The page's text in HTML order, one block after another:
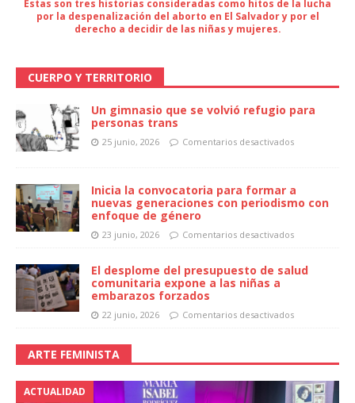
Estas son tres historias consideradas como hitos de la lucha
por la despenalización del aborto en El Salvador y por el
derecho a decidir de las niñas y mujeres.
CUERPO Y TERRITORIO
Un gimnasio que se volvió refugio para
personas trans
25 junio, 2026 Comentarios desactivados
Inicia la convocatoria para formar a
nuevas generaciones con periodismo con
enfoque de género
23 junio, 2026 Comentarios desactivados
El desplome del presupuesto de salud
comunitaria expone a las niñas a
embarazos forzados
22 junio, 2026 Comentarios desactivados
ARTE FEMINISTA
ACTUALIDAD